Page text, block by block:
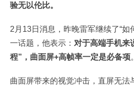
验无以伦比。
2月13日消息，昨晚雷军继续了“如
一话题，他表示： 对于高端手机来
程”，曲面屏+高帧率一定是必备项。
曲面屏带来的视觉冲击，直屏无法